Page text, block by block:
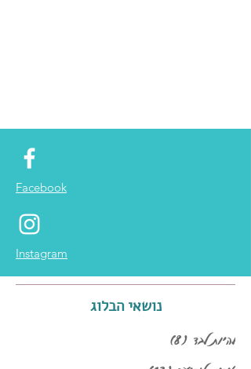
Facebook
Instagram
נושאי הבלוג
להיות לבד (8)